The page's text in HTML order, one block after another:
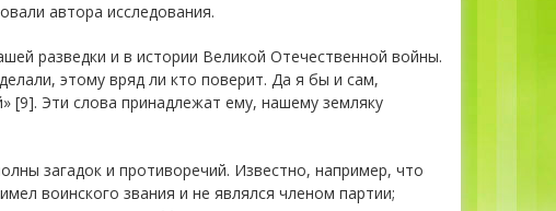
автора исследования.
разведки и в истории Великой Отечественной войны.
этому вряд ли кто поверит. Да я бы и сам,
[9]. Эти слова принадлежат ему, нашему земляку
загадок и противоречий. Известно, например, что
воинского звания и не являлся членом партии;